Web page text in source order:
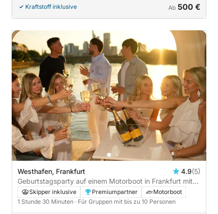
Kraftstoff inklusive Ab 500 €
Westhafen, Frankfurt 4.9(5)
Geburtstagsparty auf einem Motorboot in Frankfurt mit
Skyline Ausblick - 1h30
Skipper inklusive Premiumpartner
Motorboot
1 Stunde 30 Minuten · Für Gruppen mit bis zu 10 Personen